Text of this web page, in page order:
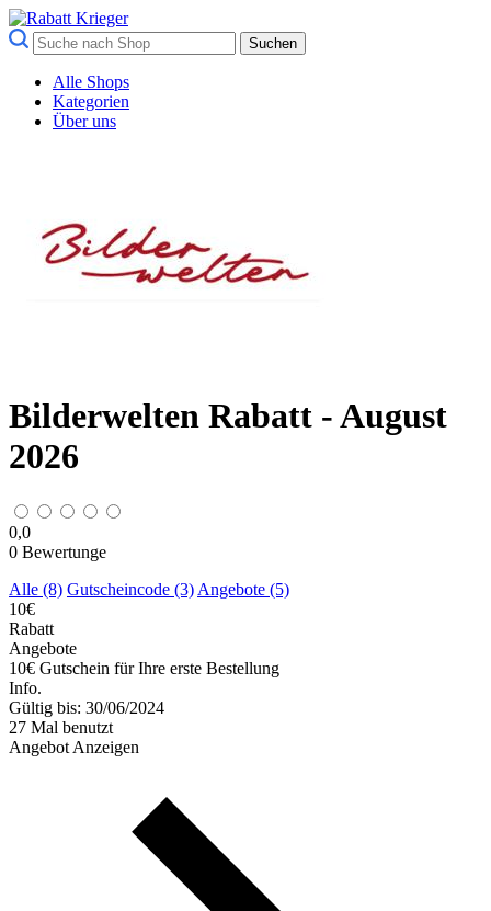
Suchen
Alle Shops
Kategorien
Über uns
Bilderwelten Rabatt - August
2026
0,0
0 Bewertunge
Alle (8) Gutscheincode (3) Angebote (5)
10€
Rabatt
Angebote
10€ Gutschein für Ihre erste Bestellung
Info.
Gültig bis: 30/06/2024
27 Mal benutzt
Angebot Anzeigen